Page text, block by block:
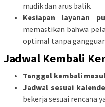
mudik dan arus balik.
Kesiapan layanan
memastikan bahwa
optimal tanpa
Jadwal Kembali
Tanggal kembali
Jadwal sesuai
bekerja sesuai rencana